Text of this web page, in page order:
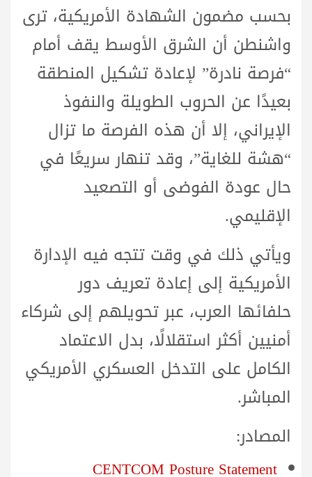
بحسب مضمون الشهادة الأمريكية، ترى
واشنطن أن الشرق الأوسط يقف أمام
“فرصة نادرة” لإعادة تشكيل المنطقة
بعيدًا عن الحروب الطويلة والنفوذ
الإيراني، إلا أن هذه الفرصة ما تزال
“هشة للغاية”، وقد تنهار سريعًا في
حال عودة الفوضى أو التصعيد
الإقليمي.
ويأتي ذلك في وقت تتجه فيه الإدارة
الأمريكية إلى إعادة تعريف دور
حلفائها العرب، عبر تحويلهم إلى شركاء
أمنيين أكثر استقلالًا، بدل الاعتماد
الكامل على التدخل العسكري الأمريكي
المباشر.
المصادر:
CENTCOM Posture Statement